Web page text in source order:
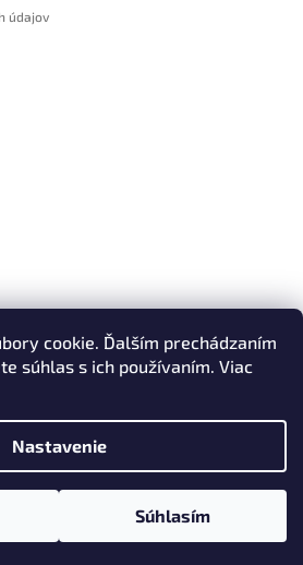
cookie. Ďalším prechádzaním
súhlas s ich používaním. Viac
Nastavenie
Súhlasím
údajov
Instagrame